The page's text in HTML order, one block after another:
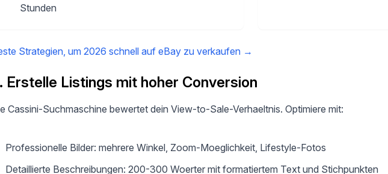
Stunden
Strategien, um 2026 schnell auf eBay zu verkaufen →
Erstelle Listings mit hoher Conversion
Cassini-Suchmaschine bewertet dein View-to-Sale-Verhaeltnis. Optimiere mit:
Professionelle Bilder: mehrere Winkel, Zoom-Moeglichkeit, Lifestyle-Fotos
Detaillierte Beschreibungen: 200-300 Woerter mit formatiertem Text und Stichpunkten